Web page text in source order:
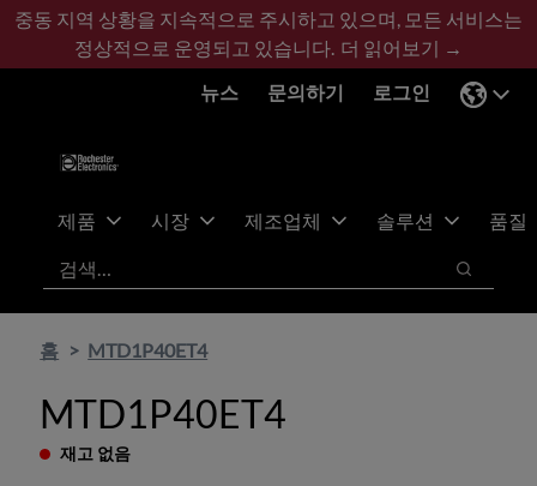
기
콘
바
글
중동 지역 상황을 지속적으로 주시하고 있으며, 모든 서비스는
정상적으로 운영되고 있습니다. 더 읽어보기 →
뉴스
문의하기 로그인
제품 시장 제조업체 솔루션
품질
검색
검색
홈 MTD1P40ET4
MTD1P40ET4
재고 없음